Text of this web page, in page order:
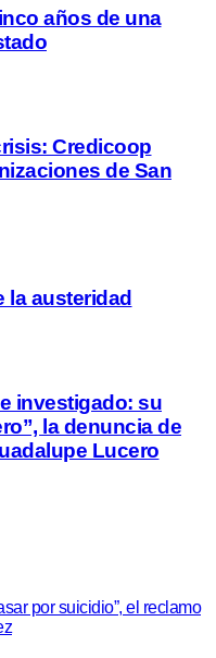
años de una
Credicoop
de San
la austeridad
investigado: su
la denuncia de
Lucero
por suicidio”, el reclamo